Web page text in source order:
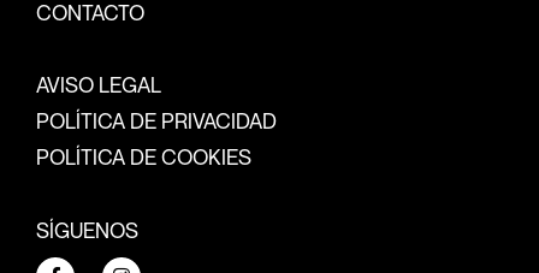
CONTACTO
AVISO LEGAL
POLÍTICA DE PRIVACIDAD
POLÍTICA DE COOKIES
SÍGUENOS